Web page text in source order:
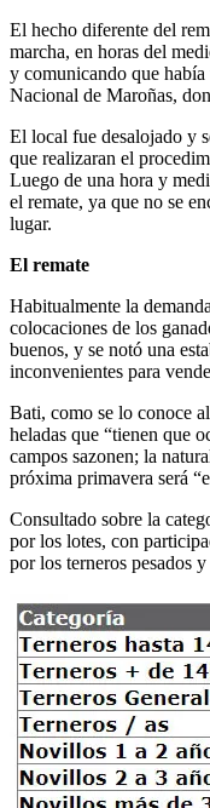
El hecho diferente del
marcha, en horas del
y comunicando que
Nacional de Maroñas,
El local fue desalojado y
que realizaran el
Luego de una hora y
el remate, ya que no se
lugar.
El remate
Habitualmente la
colocaciones de los
buenos, y se notó una
inconvenientes para
Bati, como se lo conoce
heladas que “tienen que
campos sazonen; la
próxima primavera será
Consultado sobre la
por los lotes, con
por los terneros pesados y